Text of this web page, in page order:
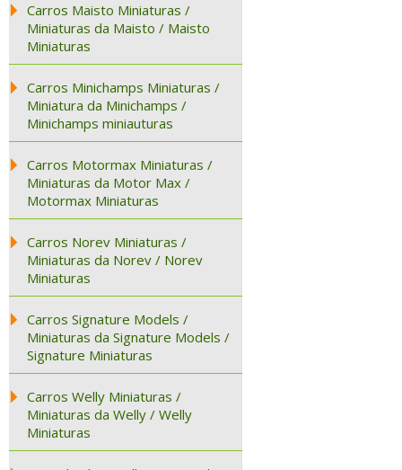
Carros Maisto Miniaturas /
Miniaturas da Maisto / Maisto
Miniaturas
Carros Minichamps Miniaturas /
Miniatura da Minichamps /
Minichamps miniauturas
Carros Motormax Miniaturas /
Miniaturas da Motor Max /
Motormax Miniaturas
Carros Norev Miniaturas /
Miniaturas da Norev / Norev
Miniaturas
Carros Signature Models /
Miniaturas da Signature Models /
Signature Miniaturas
Carros Welly Miniaturas /
Miniaturas da Welly / Welly
Miniaturas